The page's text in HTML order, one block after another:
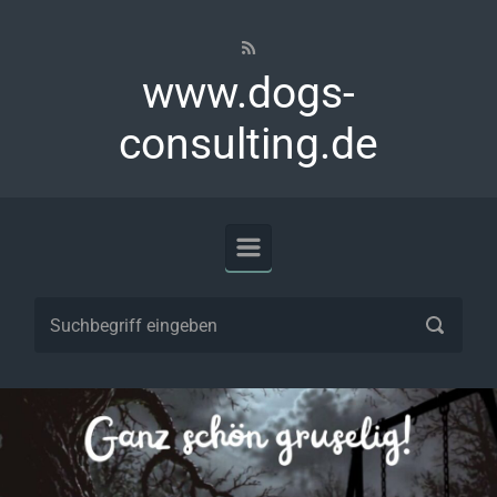
www.dogs-
consulting.de